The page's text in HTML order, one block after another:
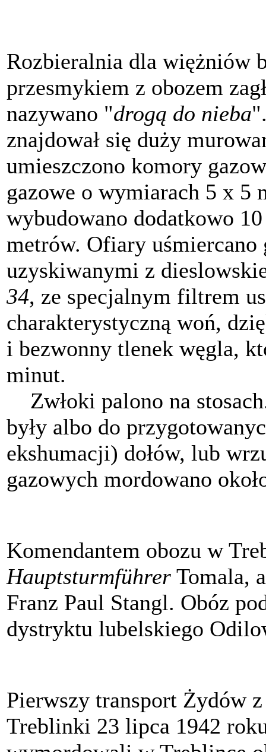
Rozbieralnia dla więżniów
przesmykiem z obozem
nazywano "drogą do nieba
znajdował się duży
umieszczono komory
gazowe o wymiarach 5 x 5
wybudowano dodatkowo
metrów. Ofiary
uzyskiwanymi z
34, ze specjalnym filtrem
charakterystyczną woń,
i bezwonny tlenek węgla,
minut.
Zwłoki palono na
były albo do
ekshumacji) dołów, lub
gazowych mordowano
Komendantem obozu w
Hauptsturmführer Tomala,
Franz Paul Stangl. Obóz
dystryktu lubelskiego
Pierwszy transport Żydów
Treblinki 23 lipca 1942